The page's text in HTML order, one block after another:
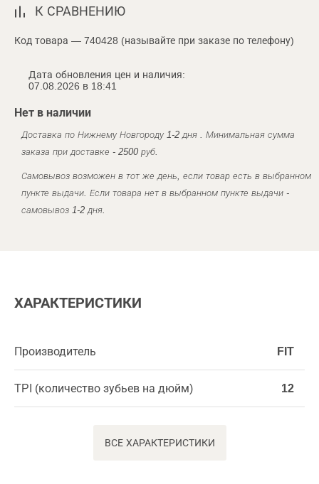
К СРАВНЕНИЮ
Код товара — 740428 (называйте при заказе по телефону)
Дата обновления цен и наличия:
07.08.2026 в 18:41
Нет в наличии
Доставка по Нижнему Новгороду 1-2 дня . Минимальная сумма
заказа при доставке - 2500 руб.
Самовывоз возможен в тот же день, если товар есть в выбранном
пункте выдачи. Если товара нет в выбранном пункте выдачи -
самовывоз 1-2 дня.
ХАРАКТЕРИСТИКИ
Производитель FIT
TPI (количество зубьев на дюйм) 12
ВСЕ ХАРАКТЕРИСТИКИ